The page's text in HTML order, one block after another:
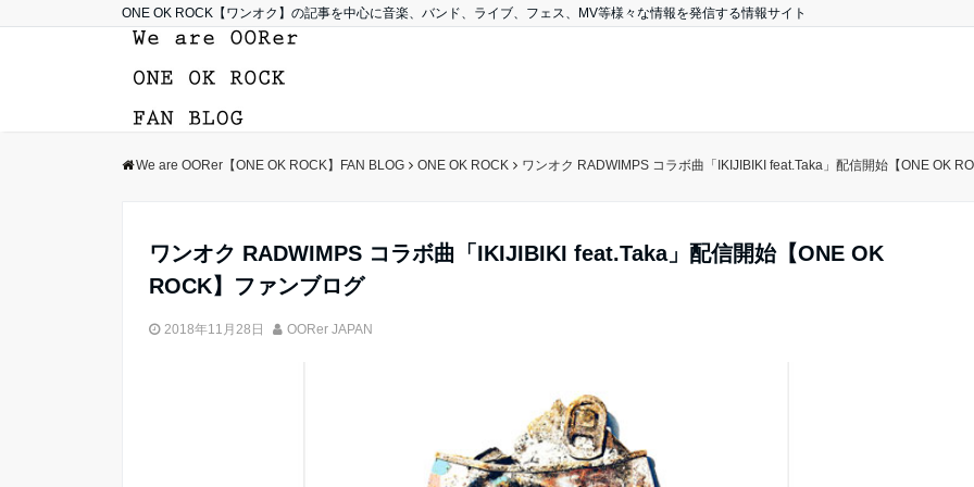
ONE OK ROCK【ワンオク】の記事を中心に音楽、バンド、ライブ、フェス、MV等様々な情報を発信する情報サイト
We are OORer【ONE OK ROCK】FAN BLOG ONE OK ROCK ワンオク RADWIMPS コラボ曲「IKIJIBIKI feat.Taka」配信開始【ONE OK
ワンオク RADWIMPS コラボ曲「IKIJIBIKI feat.Taka」配信開始【ONE OK
ROCK】ファンブログ
2018年11月28日 OORer JAPAN